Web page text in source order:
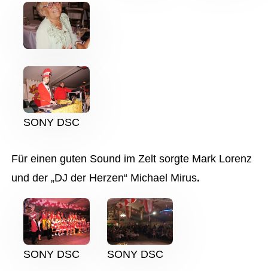
SONY DSC
Für einen guten Sound im Zelt sorgte Mark Lorenz
und der „DJ der Herzen“ Michael Mirus.
SONY DSC SONY DSC